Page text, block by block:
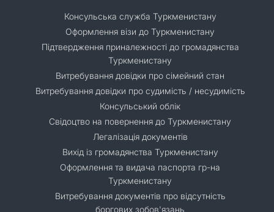
Консульська служба Туркменистану
Оформлення візи до Туркменистану
Підтвердження приналежності до громадянства
Туркменистану
Витребування довідки про сімейний стан
Витребування довідки про судимість / несудимість
Консульський облік
Свідоцтво на повернення до Туркменистану
Легалізація документів
Вихід із громадянства Туркменистану
Оформлення та видача паспорта гр-на
Туркменистану
Витребування документів про відсутність
боргових зобов'язань